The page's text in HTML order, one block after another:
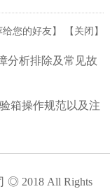
给您的好友】 【 关闭 】
分析排除及常见故
箱操作规范以及注
◎ 2018 All Rights